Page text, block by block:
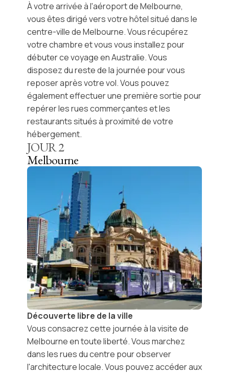
À votre arrivée à l'aéroport de Melbourne,
vous êtes dirigé vers votre hôtel situé dans le
centre-ville de Melbourne. Vous récupérez
votre chambre et vous vous installez pour
débuter ce voyage en Australie. Vous
disposez du reste de la journée pour vous
reposer après votre vol. Vous pouvez
également effectuer une première sortie pour
repérer les rues commerçantes et les
restaurants situés à proximité de votre
hébergement.
JOUR2
Melbourne
Découverte libre de la ville
Vous consacrez cette journée à lavisite de
Melbourne en toute liberté. Vous marchez
dans les rues du centre pour observer
l'architecture locale. Vous pouvez accéder aux